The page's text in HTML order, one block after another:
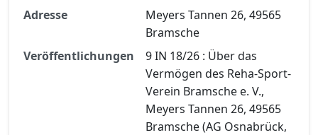
Registrierung verfügbar
Jetzt kostenlos registrieren
Adresse
Meyers Tannen 26, 49565
Bramsche
Veröffentlichungen
9 IN 18/26 : Über das
Vermögen des Reha-Sport-
Verein Bramsche e. V.,
Meyers Tannen 26, 49565
Bramsche (AG Osnabrück,